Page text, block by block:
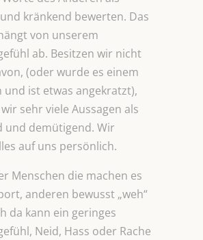
kränkend bewerten. Das
von unserem
ab. Besitzen wir nicht
(oder wurde es einem
und ist etwas angekratzt),
sehr viele Aussagen als
und demütigend. Wir
auf uns persönlich.
Menschen die machen es
anderen bewusst „weh“
da kann ein geringes
Neid, Hass oder Rache